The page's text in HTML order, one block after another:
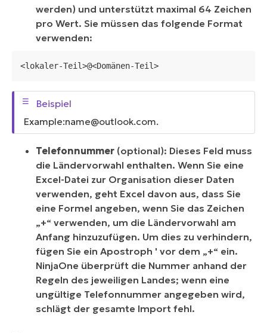
werden) und unterstützt maximal 64 Zeichen
pro Wert. Sie müssen das folgende Format
verwenden:
<lokaler-Teil>@<Domänen-Teil>
Example:name@outlook.com.
Telefonnummer (optional): Dieses Feld muss
die Ländervorwahl enthalten. Wenn Sie eine
Excel-Datei zur Organisation dieser Daten
verwenden, geht Excel davon aus, dass Sie
eine Formel angeben, wenn Sie das Zeichen
„+“ verwenden, um die Ländervorwahl am
Anfang hinzuzufügen. Um dies zu verhindern,
fügen Sie ein Apostroph ' vor dem „+“ ein.
NinjaOne überprüft die Nummer anhand der
Regeln des jeweiligen Landes; wenn eine
ungültige Telefonnummer angegeben wird,
schlägt der gesamte Import fehl.